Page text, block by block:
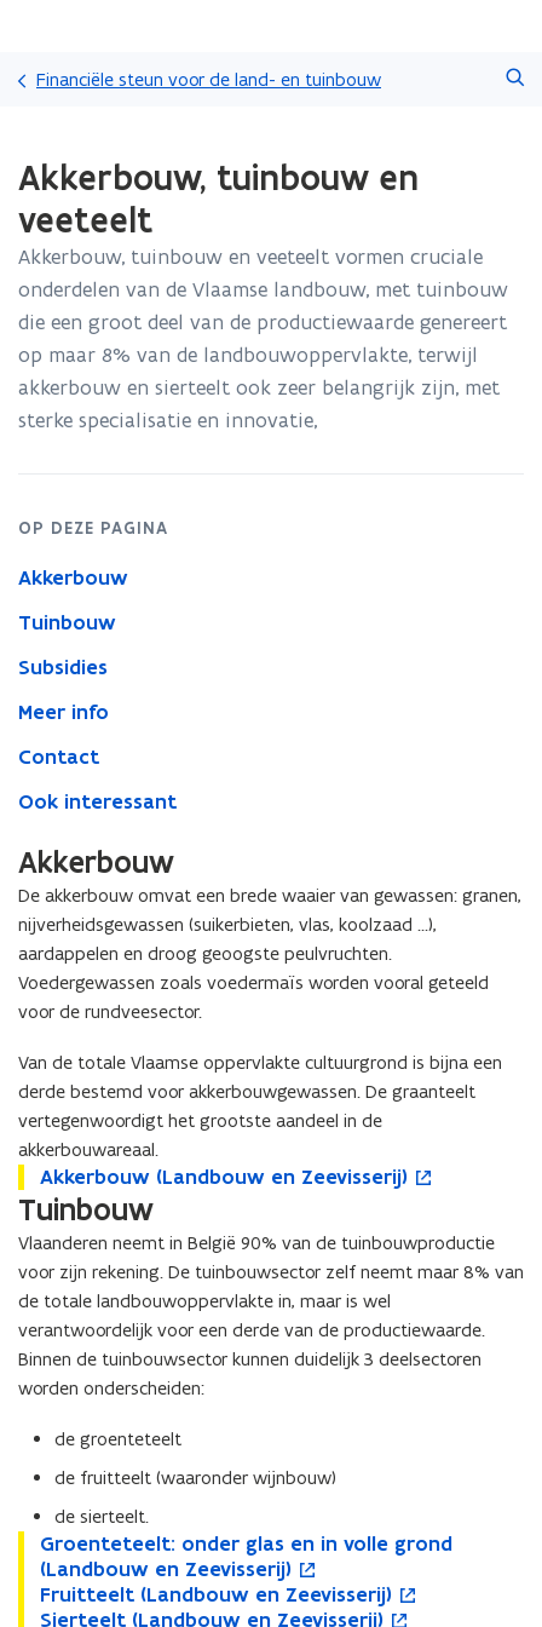
naar
gaan
Financiële steun voor de land- en tuinbouw
met
laden.
bevindt
zich
op:
Akkerbouw,
tuinbouw
veeteelt
Akkerbouw, tuinbouw en
veeteelt
Akkerbouw, tuinbouw en veeteelt vormen cruciale
onderdelen van de Vlaamse landbouw, met tuinbouw
die een groot deel van de productiewaarde genereert
op maar 8% van de landbouwoppervlakte, terwijl
akkerbouw en sierteelt ook zeer belangrijk zijn, met
sterke specialisatie en innovatie,
OP DEZE PAGINA
Akkerbouw
Tuinbouw
Subsidies
Meer info
Contact
Ook interessant
Akkerbouw
De akkerbouw omvat een brede waaier van gewassen: granen,
nijverheidsgewassen (suikerbieten, vlas, koolzaad ...),
aardappelen en droog geoogste peulvruchten.
Voedergewassen zoals voedermaïs worden vooral geteeld
voor de rundveesector.
Van de totale Vlaamse oppervlakte cultuurgrond is bijna een
derde bestemd voor akkerbouwgewassen. De graanteelt
vertegenwoordigt het grootste aandeel in de
akkerbouwareaal.
A
k
k
e
r
b
o
u
w
L
n
b
o
u
w
o
p
e
n
t
i
n
n
i
u
v
n
s
t
e
Akkerbouw (Landbouw en Zeevisserij)
A
k
k
e
r
b
o
u
w
L
n
b
o
u
w
Tuinbouw
Vlaanderen neemt in België 90% van de tuinbouwproductie
voor zijn rekening. De tuinbouwsector zelf neemt maar 8% van
de totale landbouwoppervlakte in, maar is wel
verantwoordelijk voor een derde van de productiewaarde.
Binnen de tuinbouwsector kunnen duidelijk 3 deelsectoren
worden onderscheiden:
de groenteteelt
de fruitteelt (waaronder wijnbouw)
de sierteelt.
G
r
o
e
o
p
e
n
Groenteteelt: onder glas en in volle grond
(Landbouw en Zeevisserij)
G
r
o
e
F
r
o
p
Fruitteelt (Landbouw en Zeevisserij)
F
r
S
o
Sierteelt (Landbouw en Zeevisserij)
S